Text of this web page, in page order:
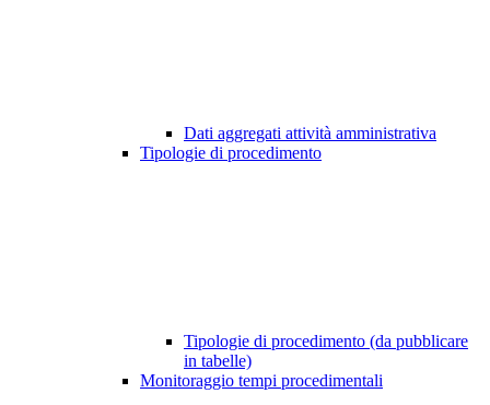
Dati aggregati attività amministrativa
Tipologie di procedimento
Tipologie di procedimento (da pubblicare
in tabelle)
Monitoraggio tempi procedimentali